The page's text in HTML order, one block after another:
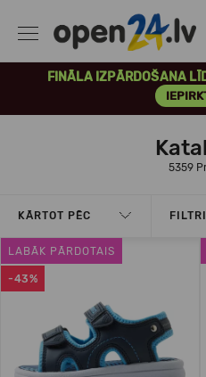
FINĀLA IZPĀRDOŠANA
5359
KĀRTOT PĒC FILTRI
-43%
LABĀK PĀRDOTAIS